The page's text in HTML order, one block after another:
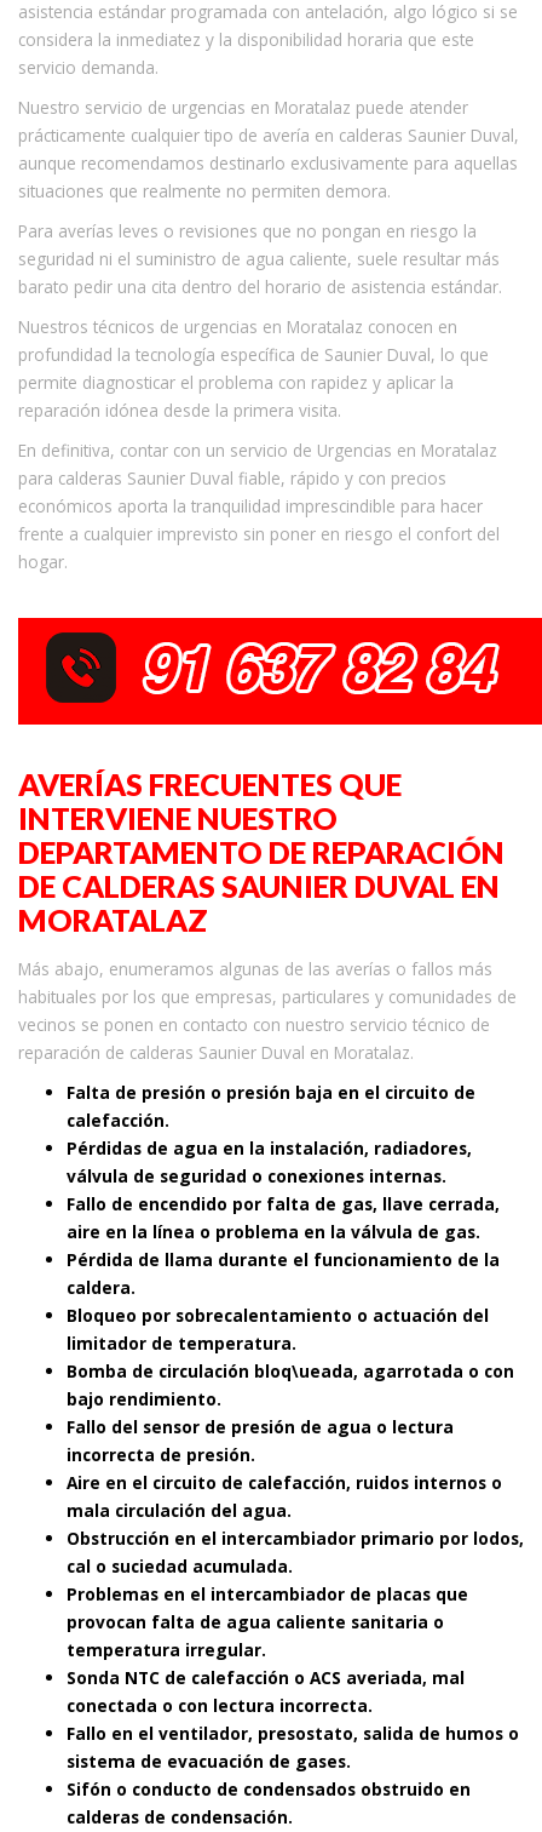
asistencia estándar programada con antelación, algo lógico si se
considera la inmediatez y la disponibilidad horaria que este
servicio demanda.
Nuestro servicio de urgencias en Moratalaz puede atender
prácticamente cualquier tipo de avería en calderas Saunier Duval,
aunque recomendamos destinarlo exclusivamente para aquellas
situaciones que realmente no permiten demora.
Para averías leves o revisiones que no pongan en riesgo la
seguridad ni el suministro de agua caliente, suele resultar más
barato pedir una cita dentro del horario de asistencia estándar.
Nuestros técnicos de urgencias en Moratalaz conocen en
profundidad la tecnología específica de Saunier Duval, lo que
permite diagnosticar el problema con rapidez y aplicar la
reparación idónea desde la primera visita.
En definitiva, contar con un servicio de Urgencias en Moratalaz
para calderas Saunier Duval fiable, rápido y con precios
económicos aporta la tranquilidad imprescindible para hacer
frente a cualquier imprevisto sin poner en riesgo el confort del
hogar.
AVERÍAS FRECUENTES QUE
INTERVIENE NUESTRO
DEPARTAMENTO DE REPARACIÓN
DE CALDERAS SAUNIER DUVAL EN
MORATALAZ
Más abajo, enumeramos algunas de las averías o fallos más
habituales por los que empresas, particulares y comunidades de
vecinos se ponen en contacto con nuestro servicio técnico de
reparación de calderas Saunier Duval en Moratalaz.
Falta de presión o presión baja en el circuito de
calefacción.
Pérdidas de agua en la instalación, radiadores,
válvula de seguridad o conexiones internas.
Fallo de encendido por falta de gas, llave cerrada,
aire en la línea o problema en la válvula de gas.
Pérdida de llama durante el funcionamiento de la
caldera.
Bloqueo por sobrecalentamiento o actuación del
limitador de temperatura.
Bomba de circulación bloq\ueada, agarrotada o con
bajo rendimiento.
Fallo del sensor de presión de agua o lectura
incorrecta de presión.
Aire en el circuito de calefacción, ruidos internos o
mala circulación del agua.
Obstrucción en el intercambiador primario por lodos,
cal o suciedad acumulada.
Problemas en el intercambiador de placas que
provocan falta de agua caliente sanitaria o
temperatura irregular.
Sonda NTC de calefacción o ACS averiada, mal
conectada o con lectura incorrecta.
Fallo en el ventilador, presostato, salida de humos o
sistema de evacuación de gases.
Sifón o conducto de condensados obstruido en
calderas de condensación.